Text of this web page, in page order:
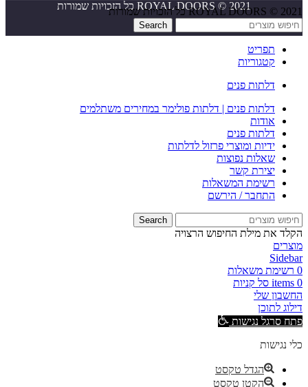
ROYAL DOORS © 2021 כל הזכויות שמורות
ROYAL DOORS © 2021 כל הזכויות שמורות
Search
תפריט
קטגוריות
דלתות פנים
דלתות פנים | דלתות פולימר במחירים משתלמים
אודות
דלתות פנים
ידיות ומוצרי פרזול לדלתות
שאלות נפוצות
יצירת קשר
רשימת המשאלות
התחבר / הירשם
Search
הקלד את מילת החיפוש הרצויה
מוצרים
Sidebar
0 רשימת משאלות
0
items סל קניות
החשבון שלי
דילוג לתוכן
פתח סרגל נגישות
כלי נגישות
הגדל טקסט
הקטן טקסט